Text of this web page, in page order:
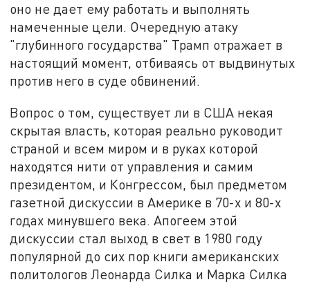
оно не дает ему работать и выполнять
намеченные цели. Очередную атаку
"глубинного государства" Трамп отражает в
настоящий момент, отбиваясь от выдвинутых
против него в суде обвинений.
Вопрос о том, существует ли в США некая
скрытая власть, которая реально руководит
страной и всем миром и в руках которой
находятся нити от управления и самим
президентом, и Конгрессом, был предметом
газетной дискуссии в Америке в 70-х и 80-х
годах минувшего века. Апогеем этой
дискуссии стал выход в свет в 1980 году
популярной до сих пор книги американских
политологов Леонарда Силка и Марка Силка